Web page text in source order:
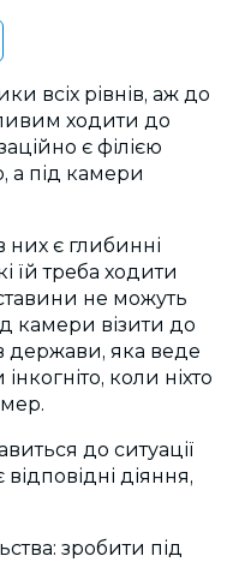
всіх рівнів, аж до
ходити до
є філією
а під камери
є глибинні
їй треба ходити
не можуть
камери візити до
держави, яка веде
коли ніхто
до ситуації
діяння,
зробити під